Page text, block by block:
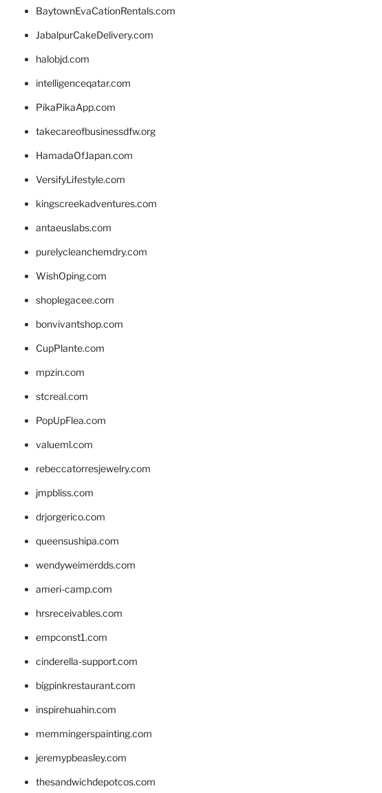
BaytownEvaCationRentals.com
JabalpurCakeDelivery.com
halobjd.com
intelligenceqatar.com
PikaPikaApp.com
takecareofbusinessdfw.org
HamadaOfJapan.com
VersifyLifestyle.com
kingscreekadventures.com
antaeuslabs.com
purelycleanchemdry.com
WishOping.com
shoplegacee.com
bonvivantshop.com
CupPlante.com
mpzin.com
stcreal.com
PopUpFlea.com
valueml.com
rebeccatorresjewelry.com
jmpbliss.com
drjorgerico.com
queensushipa.com
wendyweimerdds.com
ameri-camp.com
hrsreceivables.com
empconst1.com
cinderella-support.com
bigpinkrestaurant.com
inspirehuahin.com
memmingerspainting.com
jeremypbeasley.com
thesandwichdepotcos.com